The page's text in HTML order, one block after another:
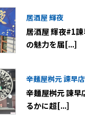
居酒屋 輝夜
居酒屋 輝夜#1
の魅力を届[...]
辛麺屋桝元 諫早店
辛麺屋桝元 諫早
るかに超[...]